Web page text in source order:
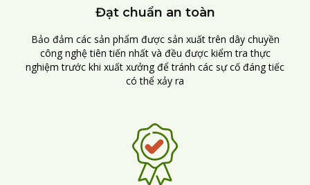
Đạt chuẩn an toàn
Bảo đảm các sản phẩm được sản xuất trên dây chuyền
công nghệ tiên tiến nhất và đều được kiểm tra thực
nghiệm trước khi xuất xưởng để tránh các sự cố đáng tiếc
có thể xảy ra